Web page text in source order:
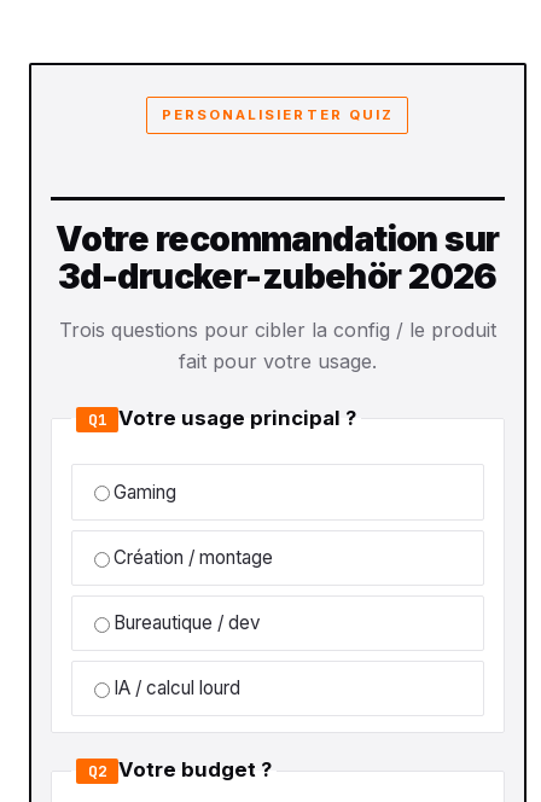
PERSONALISIERTER QUIZ
Votre recommandation sur
3d-drucker-zubehör 2026
Trois questions pour cibler la config / le produit
fait pour votre usage.
Q1 Votre usage principal ?
Gaming
Création / montage
Bureautique / dev
IA / calcul lourd
Q2 Votre budget ?